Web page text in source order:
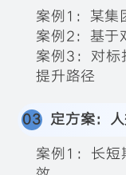
案例1：某集
案例2：基于
案例3：对标
提升路径
03 定方案：
案例1：长短